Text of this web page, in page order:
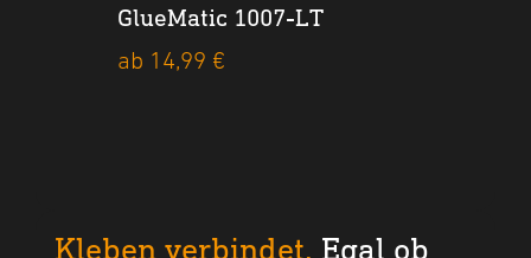
GlueMatic 1007-LT
ab 14,99 €
MobileHeat 1 inkl. 4,0 Ah
Kleben verbindet. Egal ob